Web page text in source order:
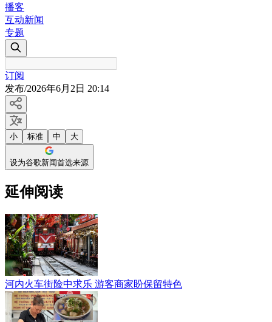
播客
互动新闻
专题
订阅
发布/2026年6月2日 20:14
小 标准 中 大
设为谷歌新闻首选来源
延伸阅读
河内火车街险中求乐 游客商家盼保留特色